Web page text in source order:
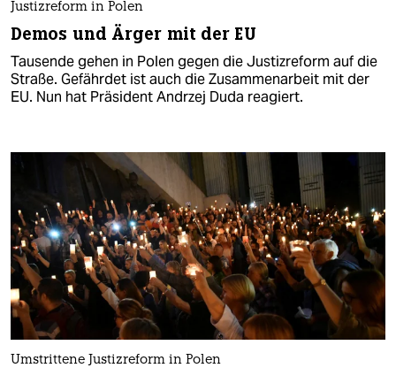
Justizreform in Polen
Demos und Ärger mit der EU
Tausende gehen in Polen gegen die Justizreform auf die
Straße. Gefährdet ist auch die Zusammenarbeit mit der
EU. Nun hat Präsident Andrzej Duda reagiert.
Umstrittene Justizreform in Polen